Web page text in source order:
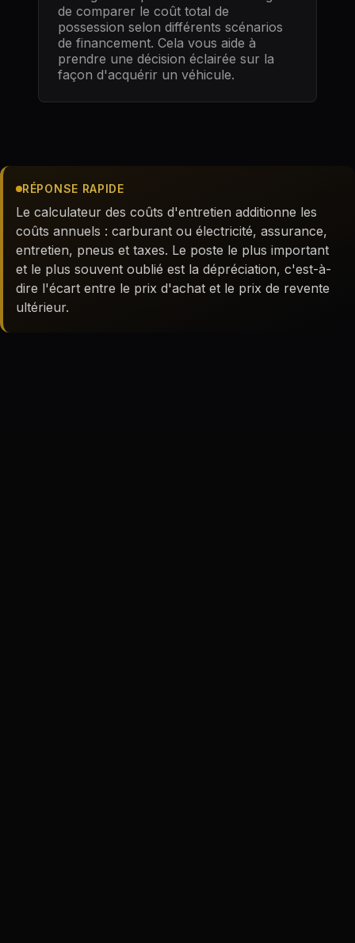
de comparer le coût total de
possession selon différents scénarios
de financement. Cela vous aide à
prendre une décision éclairée sur la
façon d'acquérir un véhicule.
RÉPONSE RAPIDE
Le calculateur des coûts d'entretien additionne les
coûts annuels : carburant ou électricité, assurance,
entretien, pneus et taxes. Le poste le plus important
et le plus souvent oublié est la dépréciation, c'est-à-
dire l'écart entre le prix d'achat et le prix de revente
ultérieur.